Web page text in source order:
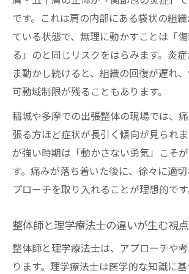
です。これは肩の内部にある袋状の組
ている状態で、無理に動かすことは「
る」のと同じリスクをはらみます。炎
ま動かし続けると、組織の回復が遅れ
可動域制限が残ることもあります。
稲城や多摩での出張整体の現場では、
張る方ほど症状が長引く傾向が見られ
が強い時期は「動かさない勇気」こそ
す。痛みが落ち着いた後に、徐々に適
プローチを取り入れることが理想的です
整体師と理学療法士の違いが生む視点
整体師と理学療法士は、アプローチや
ります。理学療法士は医学的な知識に